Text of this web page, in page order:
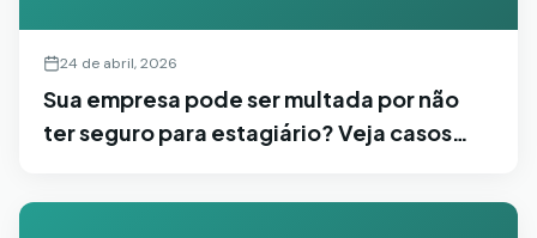
24 de abril, 2026
Sua empresa pode ser multada por não
ter seguro para estagiário? Veja casos